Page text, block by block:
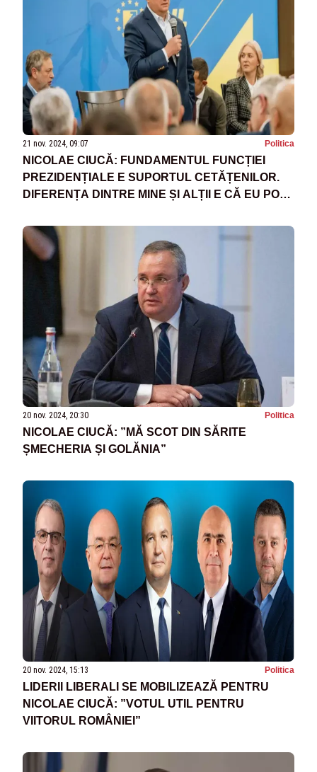
21 nov. 2024, 09:07 Politica
NICOLAE CIUCĂ: FUNDAMENTUL FUNCȚIEI
PREZIDENȚIALE E SUPORTUL CETĂȚENILOR.
DIFERENȚA DINTRE MINE ȘI ALȚII E CĂ EU POT
20 nov. 2024, 20:30 Politica
NICOLAE CIUCĂ: ”MĂ SCOT DIN SĂRITE
ȘMECHERIA ȘI GOLĂNIA”
20 nov. 2024, 15:13 Politica
LIDERII LIBERALI SE MOBILIZEAZĂ PENTRU
NICOLAE CIUCĂ: ”VOTUL UTIL PENTRU
VIITORUL ROMÂNIEI”